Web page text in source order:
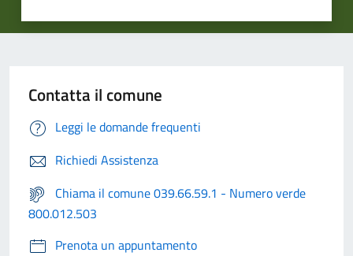
Contatta il comune
Leggi le domande frequenti
Richiedi Assistenza
Chiama il comune 039.66.59.1 - Numero verde
800.012.503
Prenota un appuntamento